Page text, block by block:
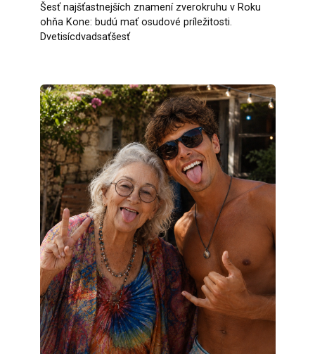
Šesť najšťastnejších znamení zverokruhu v Roku
ohňa Kone: budú mať osudové príležitosti.
Dvetisícdvadsaťšesť